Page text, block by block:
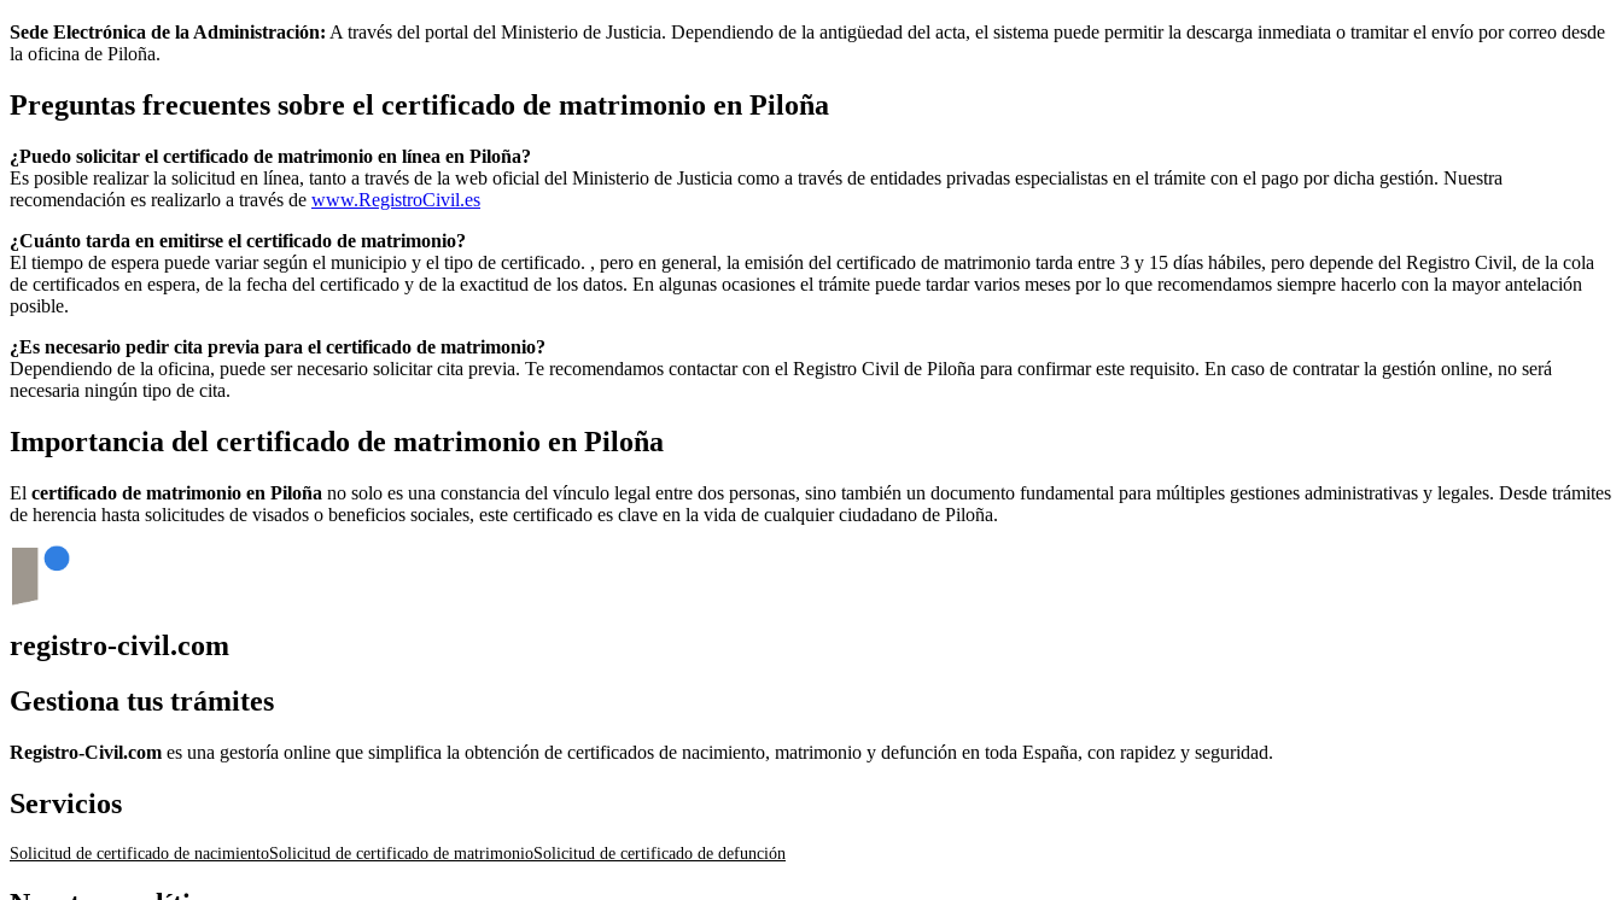
Sede Electrónica de la Administración: A través del portal del Ministerio de Justicia. Dependiendo de la antigüedad del acta, el sistema puede permitir la descarga inmediata o tramitar el envío por correo desde
la oficina de Piloña.
Preguntas frecuentes sobre el certificado de matrimonio en Piloña
¿Puedo solicitar el certificado de matrimonio en línea en Piloña?
Es posible realizar la solicitud en línea, tanto a través de la web oficial del Ministerio de Justicia como a través de entidades privadas especialistas en el trámite con el pago por dicha gestión. Nuestra
recomendación es realizarlo a través de www.RegistroCivil.es
¿Cuánto tarda en emitirse el certificado de matrimonio?
El tiempo de espera puede variar según el municipio y el tipo de certificado. , pero en general, la emisión del certificado de matrimonio tarda entre 3 y 15 días hábiles, pero depende del Registro Civil, de la cola
de certificados en espera, de la fecha del certificado y de la exactitud de los datos. En algunas ocasiones el trámite puede tardar varios meses por lo que recomendamos siempre hacerlo con la mayor antelación
posible.
¿Es necesario pedir cita previa para el certificado de matrimonio?
Dependiendo de la oficina, puede ser necesario solicitar cita previa. Te recomendamos contactar con el Registro Civil de Piloña para confirmar este requisito. En caso de contratar la gestión online, no será
necesaria ningún tipo de cita.
Importancia del certificado de matrimonio en Piloña
El certificado de matrimonio en Piloña no solo es una constancia del vínculo legal entre dos personas, sino también un documento fundamental para múltiples gestiones administrativas y legales. Desde trámites
de herencia hasta solicitudes de visados o beneficios sociales, este certificado es clave en la vida de cualquier ciudadano de Piloña.
registro-civil.com
Gestiona tus trámites
Registro-Civil.com es una gestoría online que simplifica la obtención de certificados de nacimiento, matrimonio y defunción en toda España, con rapidez y seguridad.
Servicios
Solicitud de certificado de nacimientoSolicitud de certificado de matrimonioSolicitud de certificado de defunción